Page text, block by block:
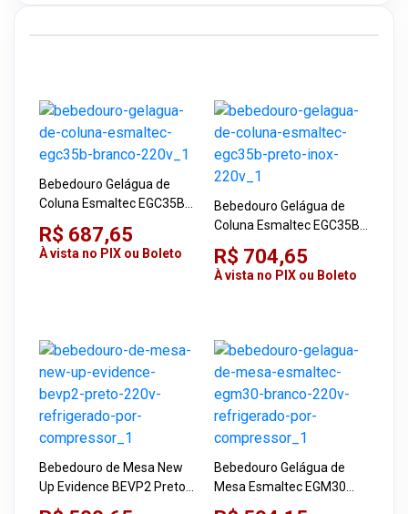
Bebedouro Gelágua de
Coluna Esmaltec EGC35B
Branco 220V
R$ 687,65
À vista no PIX ou Boleto
Bebedouro Gelágua de
Coluna Esmaltec EGC35B
Preto/Inox 220V
R$ 704,65
À vista no PIX ou Boleto
Bebedouro de Mesa New
Up Evidence BEVP2 Preto
220V Refrigerado por
Bebedouro Gelágua de
Mesa Esmaltec EGM30
Branco 220V Refrigerado